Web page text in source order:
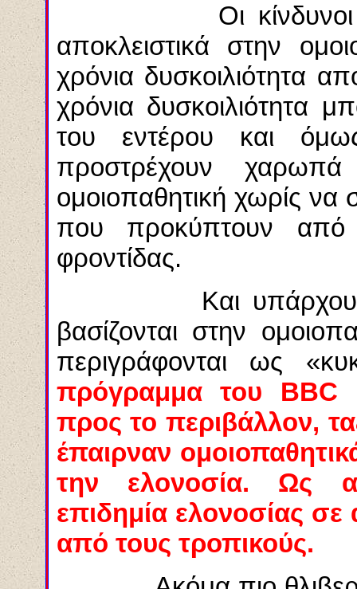
Οι κίνδυνοι των
αποκλειστικά στην
χρόνια δυσκοιλιότητα
χρόνια δυσκοιλιότητα
του εντέρου και
προστρέχουν
ομοιοπαθητική χωρίς να
που προκύπτουν από
φροντίδας.
Και υπάρχουν
βασίζονται στην
περιγράφονται ως
πρόγραμμα του BBC
προς το περιβάλλον,
έπαιρναν
την ελονοσία. Ως
επιδημία ελονοσίας
από τους τροπικούς.